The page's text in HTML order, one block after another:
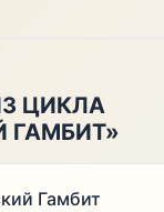
ЦИКЛА
ГАМБИТ»
Гамбит